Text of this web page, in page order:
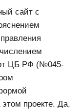
сайт с
ЦБ РФ (№045-
этом проекте. Да,